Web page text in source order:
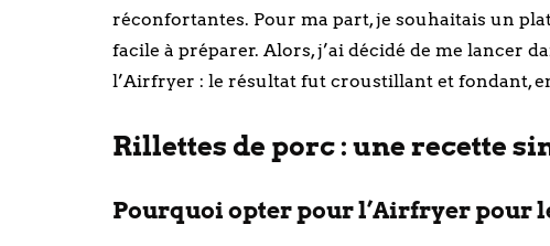
réconfortantes. Pour ma part, je souhaitais un
facile à préparer. Alors, j’ai décidé de me lancer
l’Airfryer : le résultat fut croustillant et fondant,
Rillettes de porc : une recette
Pourquoi opter pour l’Airfryer pour